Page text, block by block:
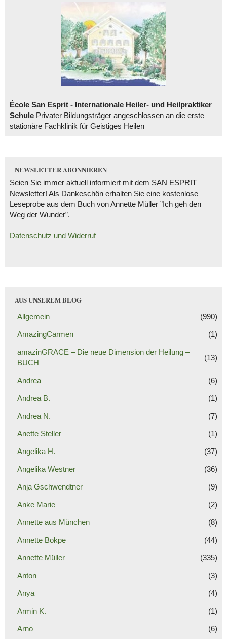
École San Esprit - Internationale Heiler- und Heilpraktiker
SchulePrivater Bildungsträger angeschlossen an die erste
stationäre Fachklinik für Geistiges Heilen
NEWSLETTER ABONNIEREN
Seien Sie immer aktuell informiert mit dem SAN ESPRIT
Newsletter! Als Dankeschön erhalten Sie eine kostenlose
Leseprobe aus dem Buch von Annette Müller ”Ich geh den
Weg der Wunder”.
Datenschutz und Widerruf
AUS UNSEREM BLOG
Allgemein (990)
AmazingCarmen (1)
amazinGRACE – Die neue Dimension der Heilung –
BUCH
(13)
Andrea (6)
Andrea B. (1)
Andrea N. (7)
Anette Steller (1)
Angelika H. (37)
Angelika Westner (36)
Anja Gschwendtner (9)
Anke Marie (2)
Annette aus München (8)
Annette Bokpe (44)
Annette Müller (335)
Anton (3)
Anya (4)
Armin K. (1)
Arno (6)